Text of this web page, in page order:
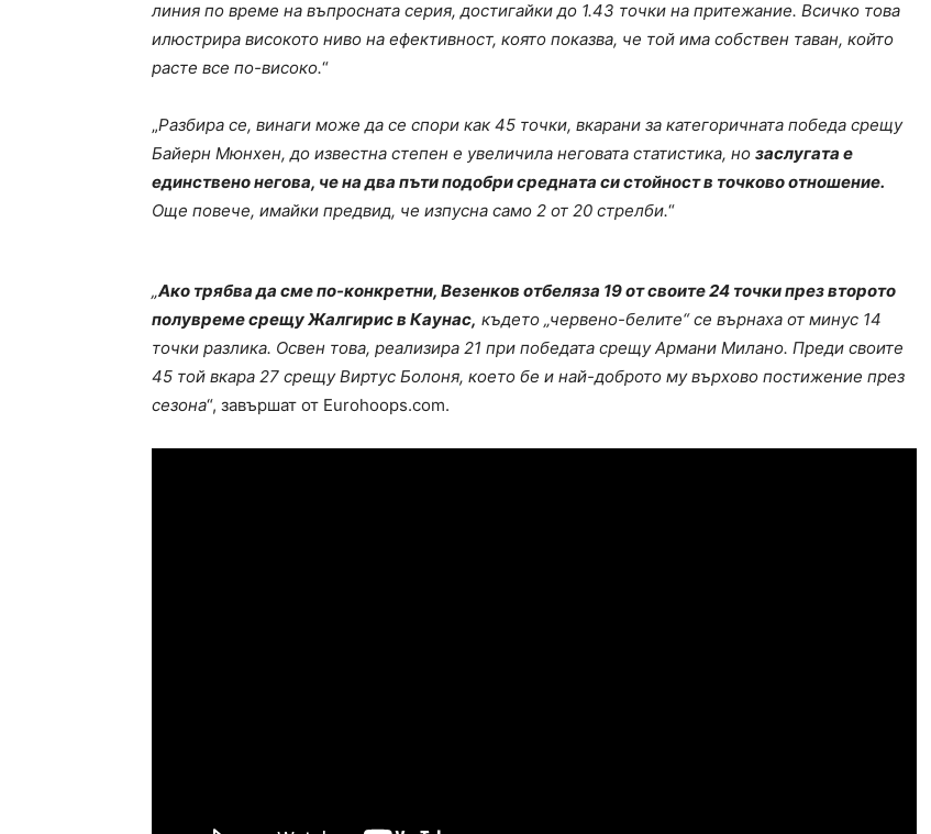
линия по време на въпросната серия, достигайки до 1.43 точки на притежание. Всичко това
илюстрира високото ниво на ефективност, която показва, че той има собствен таван, който
расте все по-високо.“
„Разбира се, винаги може да се спори как 45 точки, вкарани за категоричната победа срещу
Байерн Мюнхен, до известна степен е увеличила неговата статистика, но заслугата е
единствено негова, че на два пъти подобри средната си стойност в точково отношение.
Още повече, имайки предвид, че изпусна само 2 от 20 стрелби.“
„Ако трябва да сме по-конкретни, Везенков отбеляза 19 от своите 24 точки през второто
полувреме срещу Жалгирис в Каунас, където „червено-белите“ се върнаха от минус 14
точки разлика. Освен това, реализира 21 при победата срещу Армани Милано. Преди своите
45 той вкара 27 срещу Виртус Болоня, което бе и най-доброто му върхово постижение през
сезона“, завършат от Eurohoops.com.